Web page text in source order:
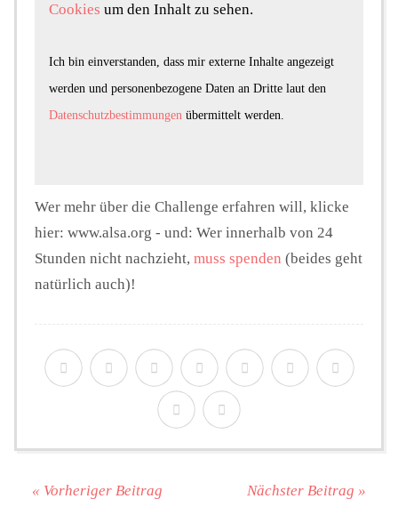
Cookies um den Inhalt zu sehen.
Ich bin einverstanden, dass mir externe Inhalte angezeigt
werden und personenbezogene Daten an Dritte laut den
Datenschutzbestimmungen übermittelt werden.
Wer mehr über die Challenge erfahren will, klicke
hier: www.alsa.org - und: Wer innerhalb von 24
Stunden nicht nachzieht, muss spenden (beides geht
natürlich auch)!
« Vorheriger Beitrag Nächster Beitrag »